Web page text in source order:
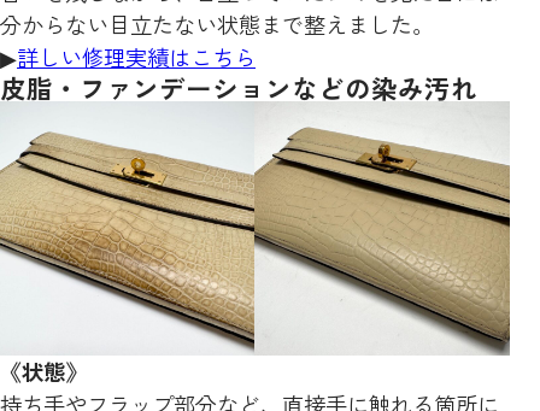
分からない目立たない状態まで整えました。
▶詳しい修理実績はこちら
皮脂・ファンデーションなどの染み汚れ
《状態》
持ち手やフラップ部分など、直接手に触れる箇所に